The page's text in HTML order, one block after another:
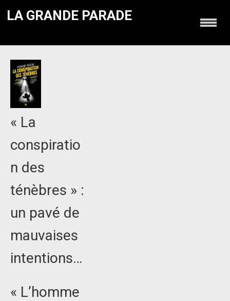
LA GRANDE PARADE
« La
conspiratio
n des
ténèbres » :
un pavé de
mauvaises
intentions…
« L’homme